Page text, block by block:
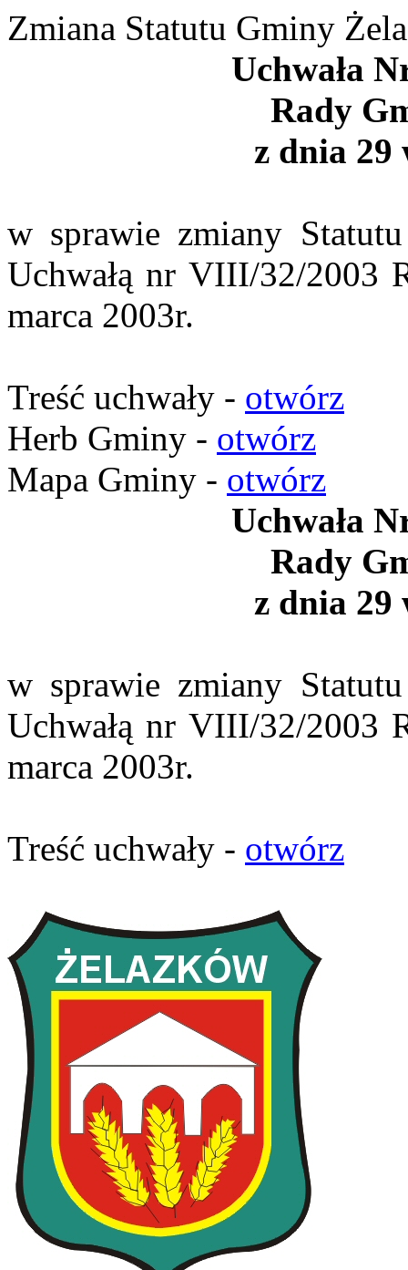
Zmiana Statutu Gminy
Uchwała
Rady
z dnia 29
w sprawie zmiany
Uchwałą nr VIII/32/2003
marca 2003r.
Treść uchwały - otwórz
Herb Gminy - otwórz
Mapa Gminy - otwórz
Uchwała
Rady
z dnia 29
w sprawie zmiany
Uchwałą nr VIII/32/2003
marca 2003r.
Treść uchwały - otwórz